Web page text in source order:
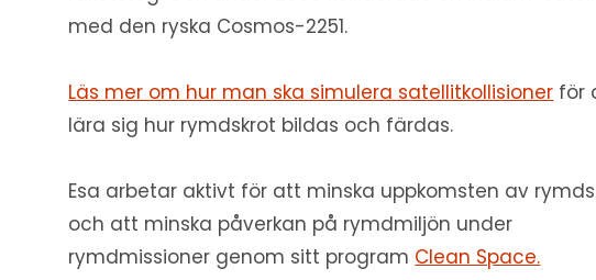
med den ryska Cosmos-2251.
Läs mer om hur man ska simulera satellitkollisioner för
lära sig hur rymdskrot bildas och färdas.
Esa arbetar aktivt för att minska uppkomsten av
och att minska påverkan på rymdmiljön under
rymdmissioner genom sitt program Clean Space.